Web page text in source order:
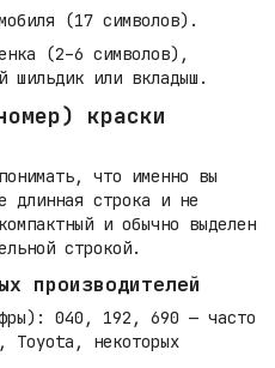
(17 символов).
(2–6 символов),
шильдик или вкладыш.
краски
что именно вы
длинная строка и не
и обычно выделен
строкой.
производителей
040, 192, 690 — часто
Toyota, некоторых